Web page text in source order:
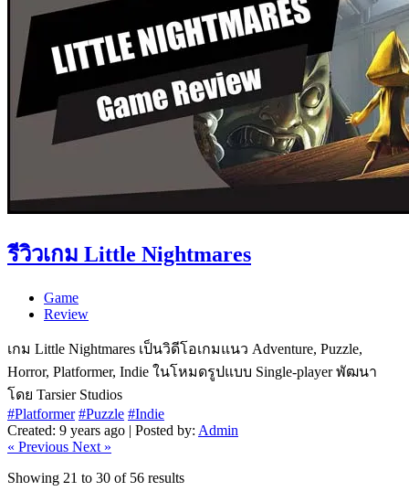
รีวิวเกม Little Nightmares
Game
Review
เกม Little Nightmares เป็นวิดีโอเกมแนว Adventure, Puzzle,
Horror, Platformer, Indie ในโหมดรูปแบบ Single-player พัฒนา
โดย Tarsier Studios
#Platformer #Puzzle #Indie
Created: 9 years ago | Posted by: Admin
« Previous Next »
Showing 21 to 30 of 56 results